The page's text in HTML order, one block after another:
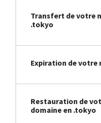
Transfert de votre
.tokyo
Expiration de votre
Restauration de
domaine en .tokyo